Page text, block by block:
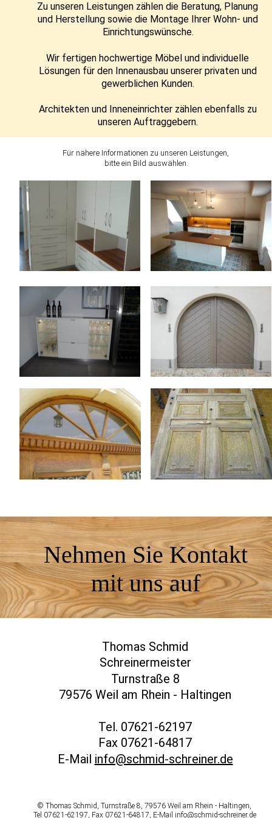
© Thomas Schmid, Turnstraße 8, 79576 Weil am Rhein - Haltingen,
Tel 07621-62197, Fax 07621-64817, E-Mail info@schmid-schreiner.de
Zu unseren Leistungen zählen die Beratung, Planung
und Herstellung sowie die Montage Ihrer Wohn- und
Einrichtungswünsche.
Wir fertigen hochwertige Möbel und individuelle
Lösungen für den Innenausbau unserer privaten und
gewerblichen Kunden.
Architekten und Inneneinrichter zählen ebenfalls zu
unseren Auftraggebern.
Für nähere Informationen zu unseren Leistungen,
bitte ein Bild auswählen.
Nehmen Sie Kontakt
mit uns auf
Thomas Schmid
Schreinermeister
Turnstraße 8
79576 Weil am Rhein - Haltingen
Tel. 07621-62197
Fax 07621-64817
E-Mail info@schmid-schreiner.de